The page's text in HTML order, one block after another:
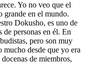
Yo no veo que el
grande en el mundo.
Dokusho, es uno de
de personas en él. En
pero son muy
mucho desde que yo era
de miembros,